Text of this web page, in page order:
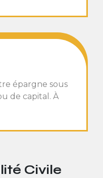
épargne sous
de capital. À
Civile